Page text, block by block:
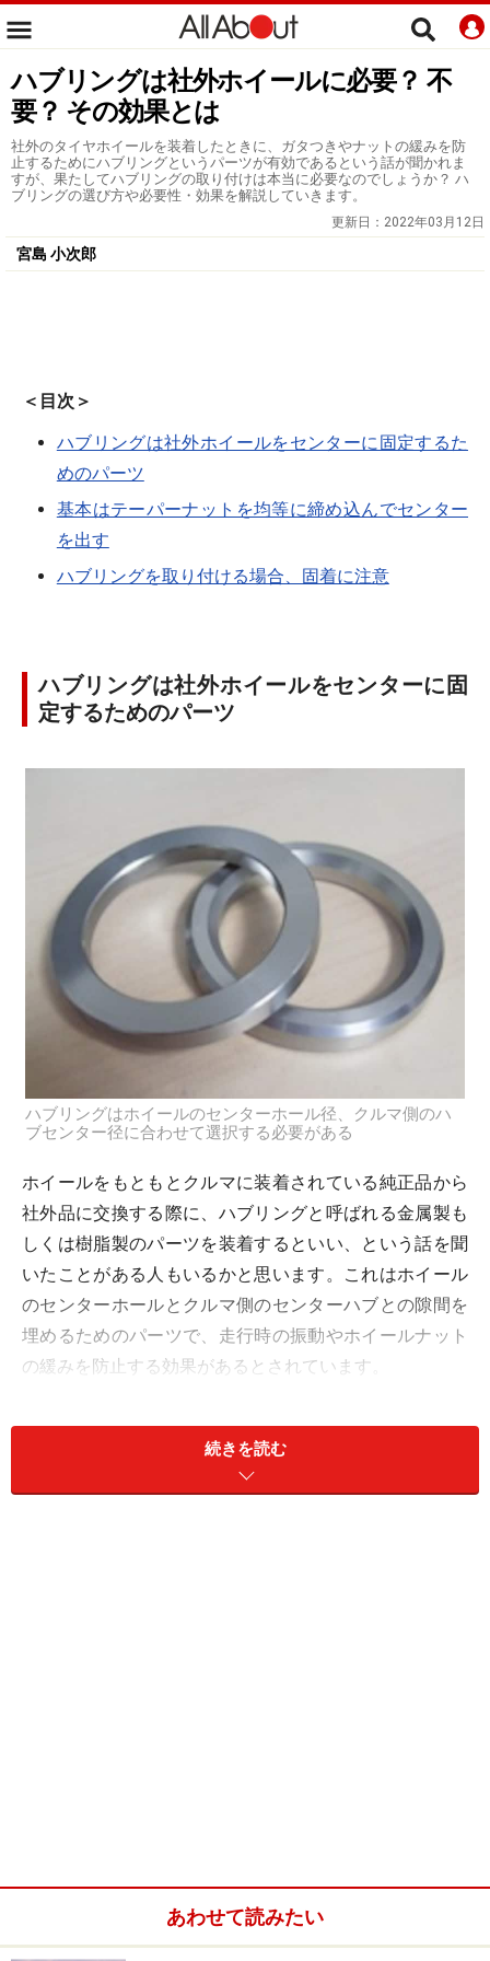
ハブリングは社外ホイールに必要？ 不
要？ その効果とは
社外のタイヤホイールを装着したときに、ガタつきやナットの緩みを防
止するためにハブリングというパーツが有効であるという話が聞かれま
すが、果たしてハブリングの取り付けは本当に必要なのでしょうか？ ハ
ブリングの選び方や必要性・効果を解説していきます。
更新日： 2022年03月12日
宮島 小次郎
＜目次＞
ハブリングは社外ホイールをセンターに固定するた
めのパーツ
基本はテーパーナットを均等に締め込んでセンター
を出す
ハブリングを取り付ける場合、固着に注意
ハブリングは社外ホイールをセンターに固
定するためのパーツ
ハブリングはホイールのセンターホール径、クルマ側のハ
ブセンター径に合わせて選択する必要がある
ホイールをもともとクルマに装着されている純正品から
社外品に交換する際に、ハブリングと呼ばれる金属製も
しくは樹脂製のパーツを装着するといい、という話を聞
いたことがある人もいるかと思います。これはホイール
のセンターホールとクルマ側のセンターハブとの隙間を
埋めるためのパーツで、走行時の振動やホイールナット
の緩みを防止する効果があるとされています。
ますが……）。そのため、ホイールをハブに乗せた時点で
ある程度正確にホイールがハブ面のセンターに取り付け
られるようになります。
続きを読む
あわせて読みたい